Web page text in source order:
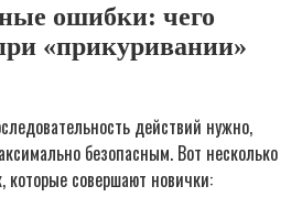
ошибки: чего
«прикуривании»
действий нужно,
безопасным. Вот несколько
которые совершают новички: